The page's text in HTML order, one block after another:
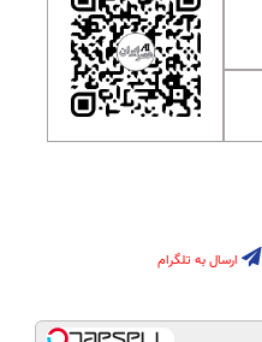
ارسال به تلگرام